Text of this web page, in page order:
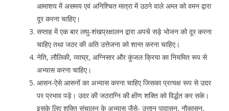
आमाशय में असमय एवं अनिश्चित मात्रा में उठने वाले अम्ल को वमन द्वारा
दूर करना चाहिए।
सप्ताह में एक बार लघु-शंखप्रक्षालन द्वारा अपचे सड़े भोजन को दूर करना
चाहिए तथा जठर की अति उत्तेजना को शान्त करना चाहिए।
नेति, लौलिकी, व्याघ्र, अग्निसार और कुंजल क्रिया का नियमित रूप से
अभ्यास करना चाहिए।
आसन-ऐसे आसनों का अभ्यास करना चाहिए जिसका प्रत्यक्ष रूप से उदर
पर प्रभाव पड़े। उदर की जठराग्नि की क्षीण शक्ति को विर्द्धत कर सके।
इसके लिए शक्ति संचालन के अभ्यास जैसे- उत्तान पादासन, नौकासन,